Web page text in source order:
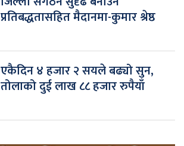
प्रतिबद्धतासहित मैदानमा-कुमार श्रेष्ठ
एकैदिन ४ हजार २ सयले बढ्यो सुन,
तोलाको दुई लाख ८८ हजार रुपैयाँ